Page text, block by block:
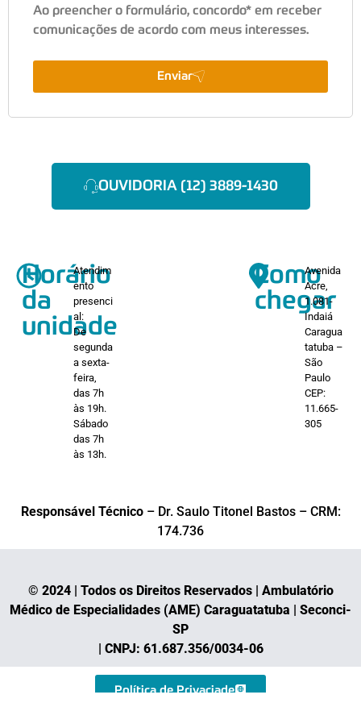
Ao preencher o formulário, concordo* em receber
comunicações de acordo com meus interesses.
Enviar
OUVIDORIA (12) 3889-1430
Horário
da
unidade
Atendim
ento
presenci
al:
De
segunda
a sexta-
feira,
das 7h
às 19h.
Sábado
das 7h
às 13h.
Como
chegar
Avenida
Acre,
1.081-
Indaiá
Caragua
tatuba –
São
Paulo
CEP:
11.665-
305
Responsável Técnico – Dr. Saulo Titonel Bastos – CRM:
174.736
© 2024 | Todos os Direitos Reservados | Ambulatório
Médico de Especialidades (AME) Caraguatatuba | Seconci-
SP
| CNPJ: 61.687.356/0034-06
Política de Privaciade